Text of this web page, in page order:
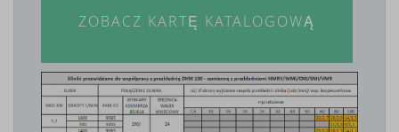
ZOBACZ KARTĘ KATALOGOWĄ